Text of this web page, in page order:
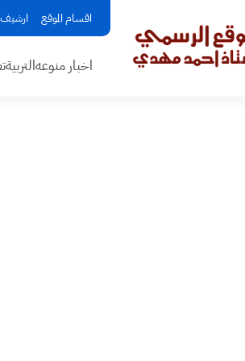
اقسام الموقع
اخبار منوعهالتربية